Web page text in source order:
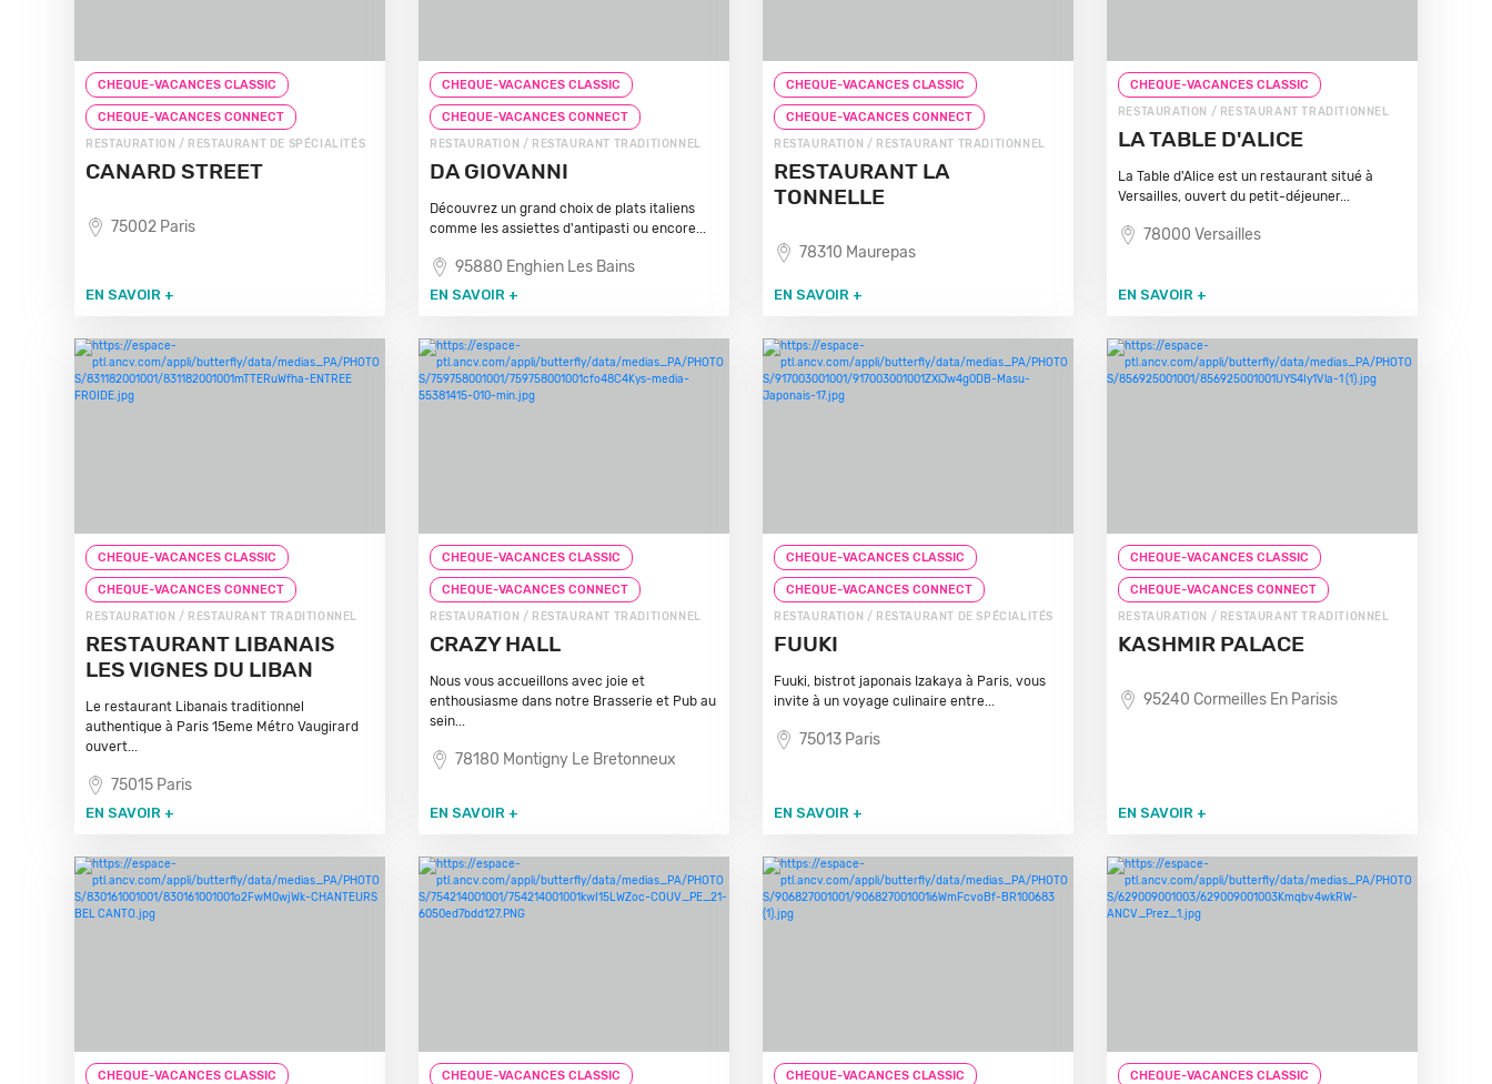
CHEQUE-VACANCES CLASSIC
CHEQUE-VACANCES CONNECT
RESTAURATION / RESTAURANT DE SPÉCIALITÉS
CANARD STREET
75002 Paris
EN SAVOIR +
CHEQUE-VACANCES CLASSIC
CHEQUE-VACANCES CONNECT
RESTAURATION / RESTAURANT TRADITIONNEL
DA GIOVANNI
Découvrez un grand choix de plats italiens
comme les assiettes d'antipasti ou encore...
95880 Enghien Les Bains
EN SAVOIR +
CHEQUE-VACANCES CLASSIC
CHEQUE-VACANCES CONNECT
RESTAURATION / RESTAURANT TRADITIONNEL
RESTAURANT LA
TONNELLE
78310 Maurepas
EN SAVOIR +
CHEQUE-VACANCES CLASSIC
RESTAURATION / RESTAURANT TRADITIONNEL
LA TABLE D'ALICE
La Table d'Alice est un restaurant situé à
Versailles, ouvert du petit-déjeuner...
78000 Versailles
EN SAVOIR +
CHEQUE-VACANCES CLASSIC
CHEQUE-VACANCES CONNECT
RESTAURATION / RESTAURANT TRADITIONNEL
RESTAURANT LIBANAIS
LES VIGNES DU LIBAN
Le restaurant Libanais traditionnel
authentique à Paris 15eme Métro Vaugirard
ouvert...
75015 Paris
EN SAVOIR +
CHEQUE-VACANCES CLASSIC
CHEQUE-VACANCES CONNECT
RESTAURATION / RESTAURANT TRADITIONNEL
CRAZY HALL
Nous vous accueillons avec joie et
enthousiasme dans notre Brasserie et Pub au
sein...
78180 Montigny Le Bretonneux
EN SAVOIR +
CHEQUE-VACANCES CLASSIC
CHEQUE-VACANCES CONNECT
RESTAURATION / RESTAURANT DE SPÉCIALITÉS
FUUKI
Fuuki, bistrot japonais Izakaya à Paris, vous
invite à un voyage culinaire entre...
75013 Paris
EN SAVOIR +
CHEQUE-VACANCES CLASSIC
CHEQUE-VACANCES CONNECT
RESTAURATION / RESTAURANT TRADITIONNEL
KASHMIR PALACE
95240 Cormeilles En Parisis
EN SAVOIR +
CHEQUE-VACANCES CLASSIC CHEQUE-VACANCES CLASSIC CHEQUE-VACANCES CLASSIC CHEQUE-VACANCES CLASSIC